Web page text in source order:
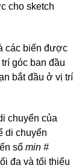
cho sketch
các biến được
góc ban đầu
bắt đầu ở vị trí
chuyển của
di chuyển
số min #
đa và tối thiểu